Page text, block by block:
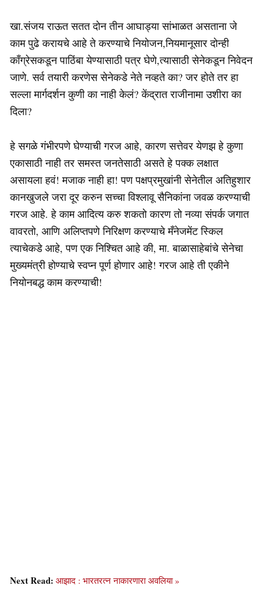
खा.संजय राऊत सतत दोन तीन आघाड्या सांभाळत असताना जे
काम पुढे करायचे आहे ते करण्याचे नियोजन,नियमानूसार दोन्ही
काँग्रेसकडून पाठिंबा येण्यासाठी पत्र घेणे,त्यासाठी सेनेकडून निवेदन
जाणे. सर्व तयारी करणेस सेनेकडे नेते नव्हते का? जर होते तर हा
सल्ला मार्गदर्शन कुणी का नाही केलं? केंद्रात राजीनामा उशीरा का
दिला?
हे सगळे गंभीरपणे घेण्याची गरज आहे, कारण सत्तेवर येणझ हे कुणा
एकासाठी नाही तर समस्त जनतेसाठी असते हे पक्क लक्षात
असायला हवं! मजाक नाही हा! पण पक्षप्रमुखांनी सेनेतील अतिहुशार
कानखुजले जरा दूर करुन सच्चा विश्लावू सैनिकांना जवळ करण्याची
गरज आहे. हे काम आदित्य करु शकतो कारण तो नव्या संपर्क जगात
वावरतो, आणि अलिप्तपणे निरिक्षण करण्याचे मँनेजमेंट स्किल
त्याचेकडे आहे, पण एक निश्चित आहे की, मा. बाळासाहेबांचे सेनेचा
मुख्यमंत्री होण्याचे स्वप्न पूर्ण होणार आहे! गरज आहे ती एकीने
नियोनबद्ध काम करण्याची!
Next Read: आझाद : भारतरत्न नाकारणारा अवलिया »